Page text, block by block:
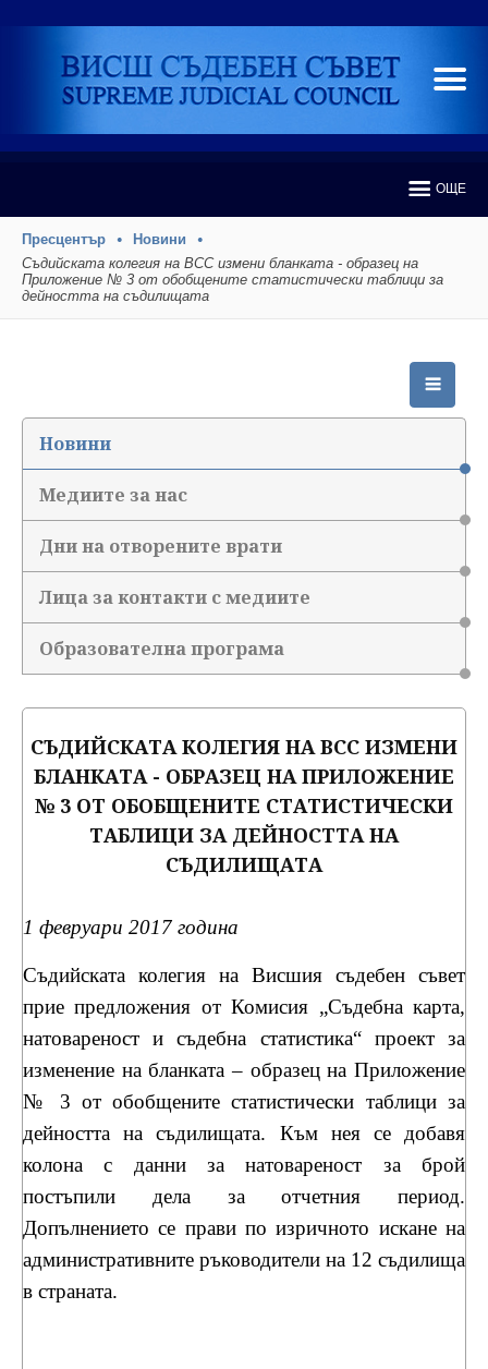
ОЩЕ
Пресцентър
Новини
Съдийската колегия на ВСС измени бланката - образец на
Приложение № 3 от обобщените статистически таблици за
дейността на съдилищата
Новини
Медиите за нас
Дни на отворените врати
Лица за контакти с медиите
Образователна програма
СЪДИЙСКАТА КОЛЕГИЯ НА ВСС ИЗМЕНИ
БЛАНКАТА - ОБРАЗЕЦ НА ПРИЛОЖЕНИЕ
№ 3 ОТ ОБОБЩЕНИТЕ СТАТИСТИЧЕСКИ
ТАБЛИЦИ ЗА ДЕЙНОСТТА НА
СЪДИЛИЩАТА
1 февруари 2017 година
Съдийската колегия на Висшия съдебен съвет
прие предложения от Комисия „Съдебна карта,
натовареност и съдебна статистика“ проект за
изменение на бланката – образец на Приложение
№ 3 от обобщените статистически таблици за
дейността на съдилищата. Към нея се добавя
колона с данни за натовареност за брой
постъпили дела за отчетния период.
Допълнението се прави по изричното искане на
административните ръководители на 12 съдилища
в страната.